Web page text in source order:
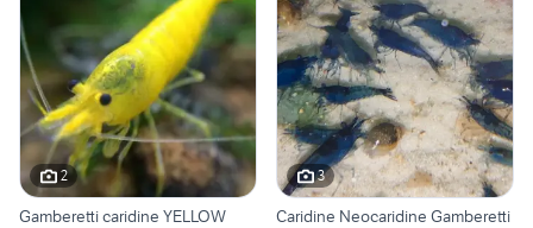
2
Gamberetti caridine YELLOW
3
Caridine Neocaridine Gamberetti